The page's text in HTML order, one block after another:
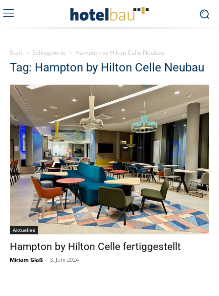
Start Schlagworte Hampton by Hilton Celle Neubau
Tag: Hampton by Hilton Celle Neubau
Aktuelles
Hampton by Hilton Celle fertiggestellt
Miriam Glaß - 3. Juni 2024